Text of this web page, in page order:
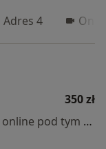
Adres 4
350 zł
Specjalista nie oferuje umawiania online pod tym adresem.